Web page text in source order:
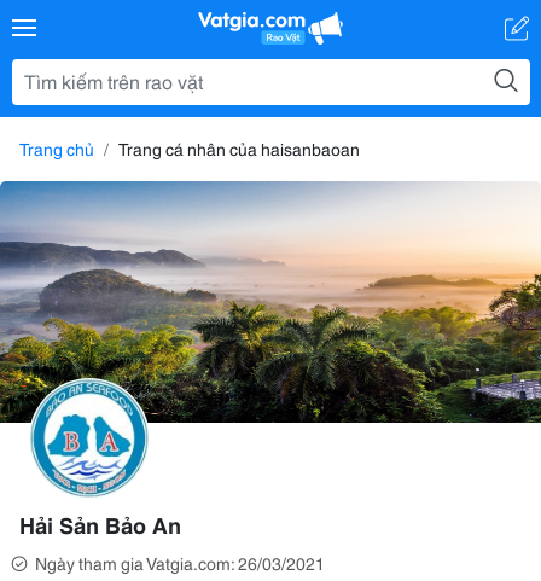
Trang chủ Trang cá nhân của haisanbaoan
Hải Sản Bảo An
Ngày tham gia Vatgia.com: 26/03/2021